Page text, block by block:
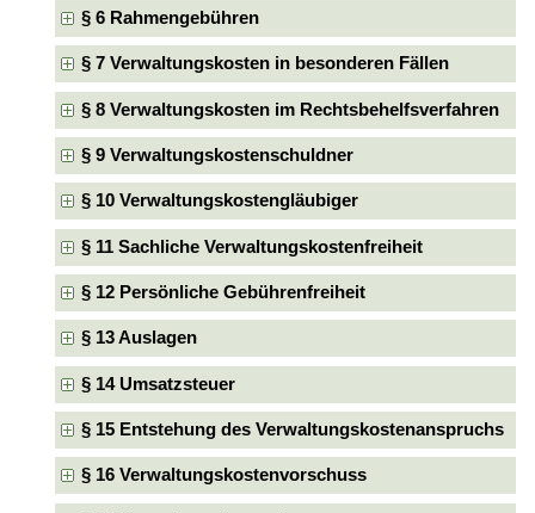
§ 6 Rahmengebühren
§ 7 Verwaltungskosten in besonderen Fällen
§ 8 Verwaltungskosten im Rechtsbehelfsverfahren
§ 9 Verwaltungskostenschuldner
§ 10 Verwaltungskostengläubiger
§ 11 Sachliche Verwaltungskostenfreiheit
§ 12 Persönliche Gebührenfreiheit
§ 13 Auslagen
§ 14 Umsatzsteuer
§ 15 Entstehung des Verwaltungskostenanspruchs
§ 16 Verwaltungskostenvorschuss